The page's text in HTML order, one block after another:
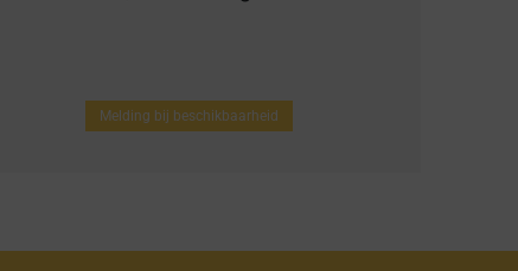
Melding bij beschikbaarheid